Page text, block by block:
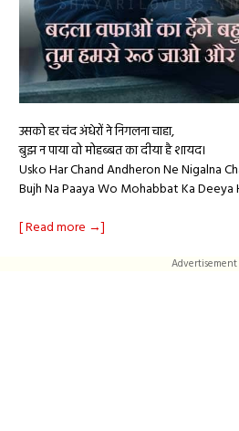
उसको हर चंद अंधेरों ने निगलना चाहा,
बुझ न पाया वो मोहब्बत का दीया है शायद।
Usko Har Chand Andheron Ne Nigalna
Bujh Na Paaya Wo Mohabbat Ka Deeya
[ Read more →]
Advertisement